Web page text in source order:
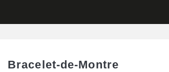
Bracelet-de-Montre